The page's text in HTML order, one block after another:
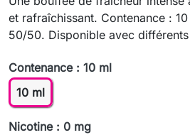
et rafraîchissant. Contenance :
50/50. Disponible avec
Contenance : 10 ml
10 ml
Nicotine : 0 mg